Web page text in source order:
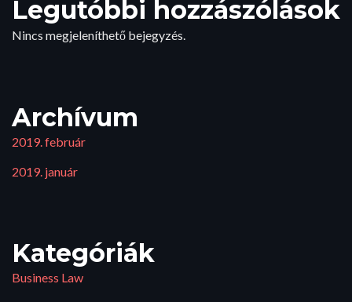
Legutóbbi hozzászólások
Nincs megjeleníthető bejegyzés.
Archívum
2019. február
2019. január
Kategóriák
Business Law